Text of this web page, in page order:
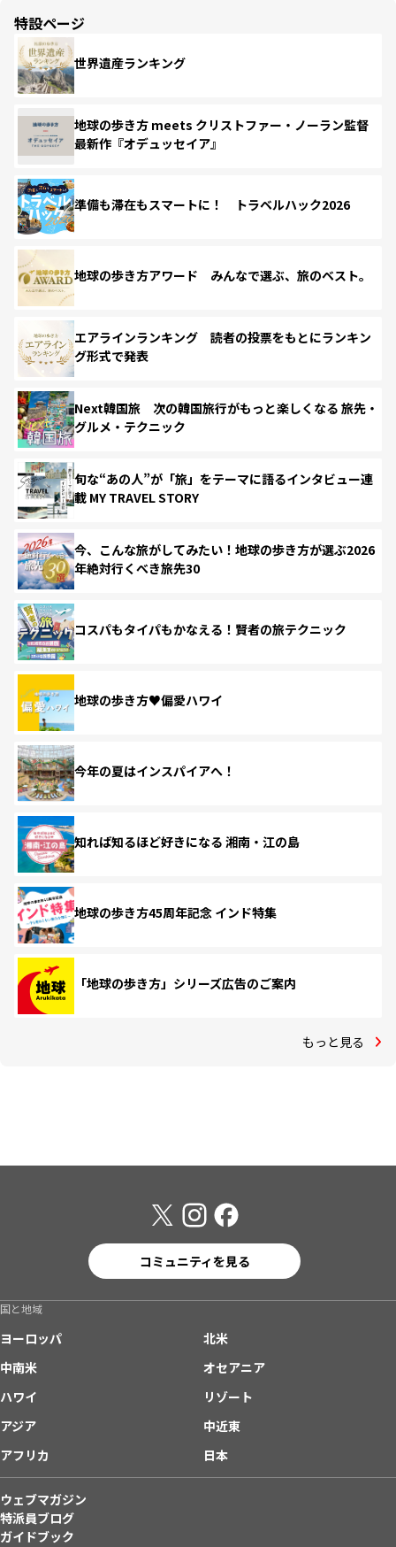
特設ページ
世界遺産ランキング
地球の歩き方 meets クリストファー・ノーラン監督
最新作『オデュッセイア』
準備も滞在もスマートに！ トラベルハック2026
地球の歩き方アワード みんなで選ぶ、旅のベスト。
エアラインランキング 読者の投票をもとにランキン
グ形式で発表
Next韓国旅 次の韓国旅行がもっと楽しくなる 旅先・
グルメ・テクニック
旬な“あの人”が「旅」をテーマに語るインタビュー連
載 MY TRAVEL STORY
今、こんな旅がしてみたい！地球の歩き方が選ぶ2026
年絶対行くべき旅先30
コスパもタイパもかなえる！賢者の旅テクニック
地球の歩き方♥偏愛ハワイ
今年の夏はインスパイアへ！
知れば知るほど好きになる 湘南・江の島
地球の歩き方45周年記念 インド特集
「地球の歩き方」シリーズ広告のご案内
もっと見る
コミュニティを見る
国と地域
ヨーロッパ
北米
中南米
オセアニア
ハワイ
リゾート
アジア
中近東
アフリカ
日本
ウェブマガジン
特派員ブログ
ガイドブック